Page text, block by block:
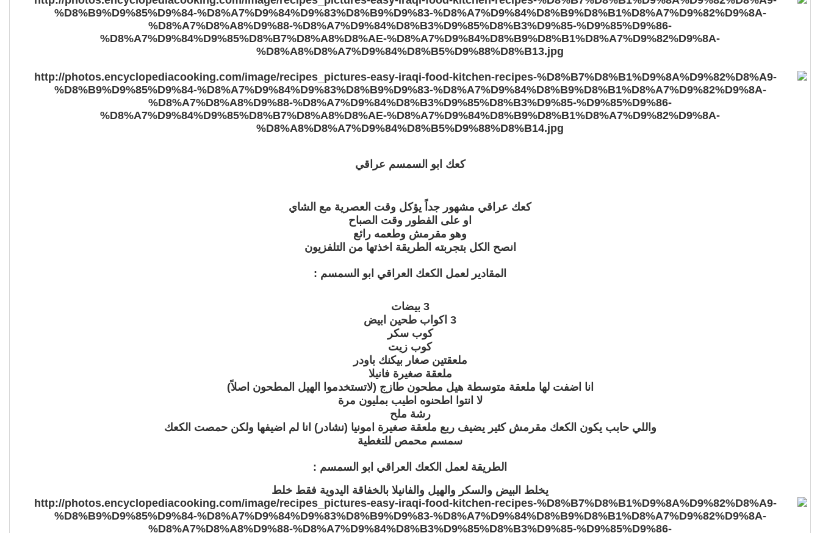
كعك ابو السمسم عراقي
كعك عراقي مشهور جداً يؤكل وقت العصرية مع الشاي
او على الفطور وقت الصباح
وهو مقرمش وطعمه رائع
انصح الكل بتجربته الطريقة اخذتها من التلفزيون
المقادير لعمل الكعك العراقي ابو السمسم :
3 بيضات
3 اكواب طحين ابيض
كوب سكر
كوب زيت
ملعقتين صغار بيكنك باودر
ملعقة صغيرة فانيلا
انا اضفت لها ملعقة متوسطة هيل مطحون طازج (لاتستخدموا الهيل المطحون اصلاً)
لا انتوا اطحنوه اطيب بمليون مرة
رشة ملح
واللي حابب يكون الكعك مقرمش كثير يضيف ربع ملعقة صغيرة امونيا (نشادر) انا لم اضيفها ولكن حمصت الكعك
سمسم محمص للتغطية
الطريقة لعمل الكعك العراقي ابو السمسم :
يخلط البيض والسكر والهيل والفانيلا بالخفاقة اليدوية فقط خلط